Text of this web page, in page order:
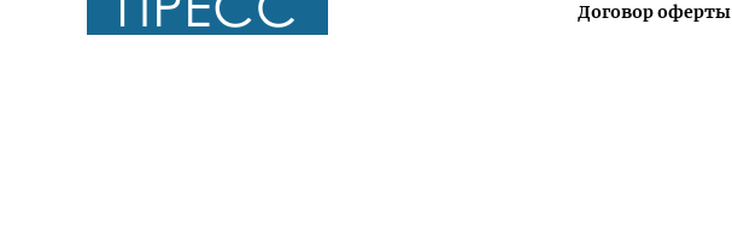
Договор оферты